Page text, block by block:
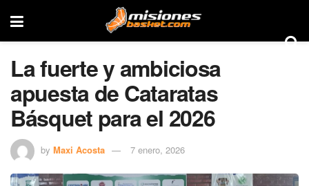
La fuerte y ambiciosa
apuesta de Cataratas
Básquet para el 2026
by Maxi Acosta 7 enero, 2026